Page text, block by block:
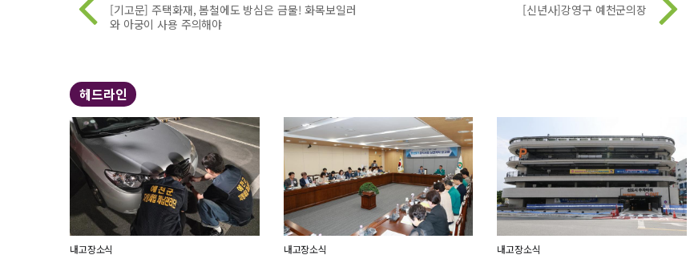
[기고문] 주택화재, 봄철에도 방심은 금물! 화목보일러
와 아궁이 사용 주의해야
[신년사]강영구 예천군의장
헤드라인
내고장소식 내고장소식 내고장소식